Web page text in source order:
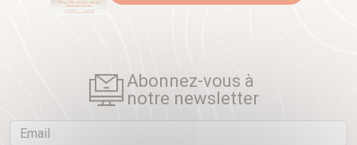
Abonnez-vous à
notre newsletter
Email